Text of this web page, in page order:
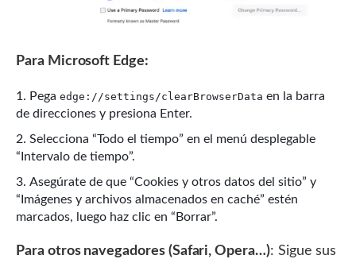
Para Microsoft Edge:
Pega edge://settings/clearBrowserData en la barra
de direcciones y presiona Enter.
Selecciona “Todo el tiempo” en el menú desplegable
“Intervalo de tiempo”.
Asegúrate de que “Cookies y otros datos del sitio” y
“Imágenes y archivos almacenados en caché” estén
marcados, luego haz clic en “Borrar”.
Para otros navegadores (Safari, Opera…): Sigue sus